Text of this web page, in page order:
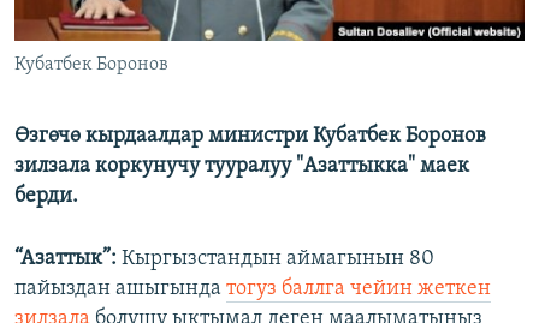
Кубатбек Боронов
Өзгөчө кырдаалдар министри Кубатбек Боронов
зилзала коркунучу тууралуу "Азаттыкка" маек
берди.
“Азаттык”: Кыргызстандын аймагынын 80
пайыздан ашыгында тогуз баллга чейин жеткен